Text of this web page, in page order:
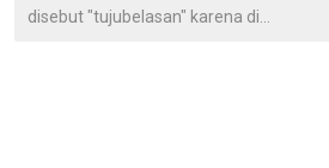
disebut "tujubelasan" karena di...